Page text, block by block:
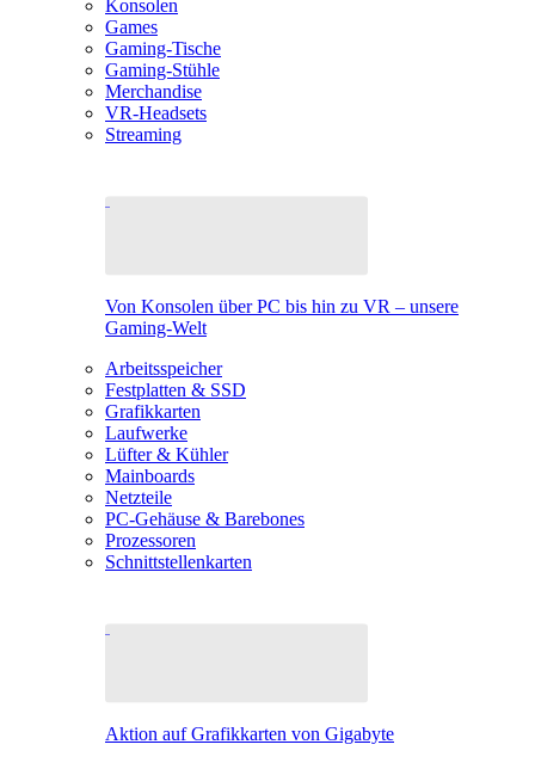
Konsolen
Games
Gaming-Tische
Gaming-Stühle
Merchandise
VR-Headsets
Streaming
Von Konsolen über PC bis hin zu VR – unsere
Gaming-Welt
Arbeitsspeicher
Festplatten & SSD
Grafikkarten
Laufwerke
Lüfter & Kühler
Mainboards
Netzteile
PC-Gehäuse & Barebones
Prozessoren
Schnittstellenkarten
Aktion auf Grafikkarten von Gigabyte